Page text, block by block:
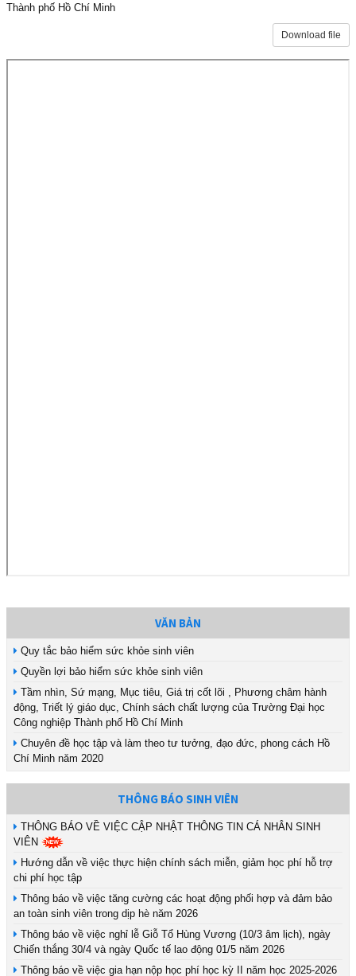
Thành phố Hồ Chí Minh
Download file
VĂN BẢN
Quy tắc bảo hiểm sức khỏe sinh viên
Quyền lợi bảo hiểm sức khỏe sinh viên
Tầm nhìn, Sứ mạng, Mục tiêu, Giá trị cốt lõi , Phương châm hành
động, Triết lý giáo dục, Chính sách chất lượng của Trường Đại học
Công nghiệp Thành phố Hồ Chí Minh
Chuyên đề học tập và làm theo tư tưởng, đạo đức, phong cách Hồ
Chí Minh năm 2020
THÔNG BÁO SINH VIÊN
THÔNG BÁO VỀ VIỆC CẬP NHẬT THÔNG TIN CÁ NHÂN SINH
VIÊN
Hướng dẫn về việc thực hiện chính sách miễn, giảm học phí hỗ trợ
chi phí học tập
Thông báo về việc tăng cường các hoạt động phối hợp và đảm bảo
an toàn sinh viên trong dịp hè năm 2026
Thông báo về việc nghỉ lễ Giỗ Tổ Hùng Vương (10/3 âm lịch), ngày
Chiến thắng 30/4 và ngày Quốc tế lao động 01/5 năm 2026
Thông báo về việc gia hạn nộp học phí học kỳ II năm học 2025-2026